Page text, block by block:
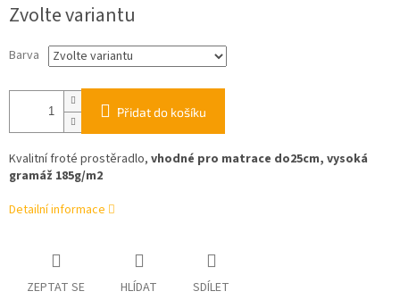
cena:
Zvolte variantu
Barva
Přidat do košíku
Kvalitní froté prostěradlo, vhodné pro matrace do25cm, vysoká
gramáž 185g/m2
Detailní informace
ZEPTAT SE HLÍDAT SDÍLET